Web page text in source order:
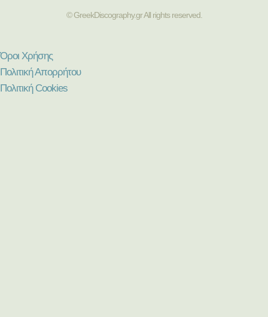
© GreekDiscography.gr All rights reserved.
Όροι Χρήσης
Πολιτική Απορρήτου
Πολιτική Cookies